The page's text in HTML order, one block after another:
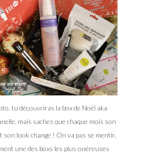
tu découvriras la box de Noël aka
mais saches que chaque mois son
son look change ! On va pas se mentir,
une des boxs les plus onéreuses